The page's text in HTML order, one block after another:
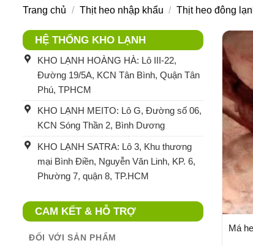
Trang chủ / Thịt heo nhập khẩu / Thịt heo đông
HỆ THỐNG KHO LẠNH
KHO LẠNH HOÀNG HÀ: Lô III-22,
Đường 19/5A, KCN Tân Bình, Quận Tân
Phú, TPHCM
KHO LẠNH MEITO: Lô G, Đường số 06,
KCN Sóng Thần 2, Bình Dương
KHO LẠNH SATRA: Lô 3, Khu thương
mại Bình Điền, Nguyễn Văn Linh, KP. 6,
Phường 7, quận 8, TP.HCM
CAM KẾT & HỖ TRỢ
ĐỐI VỚI SẢN PHẨM
Má